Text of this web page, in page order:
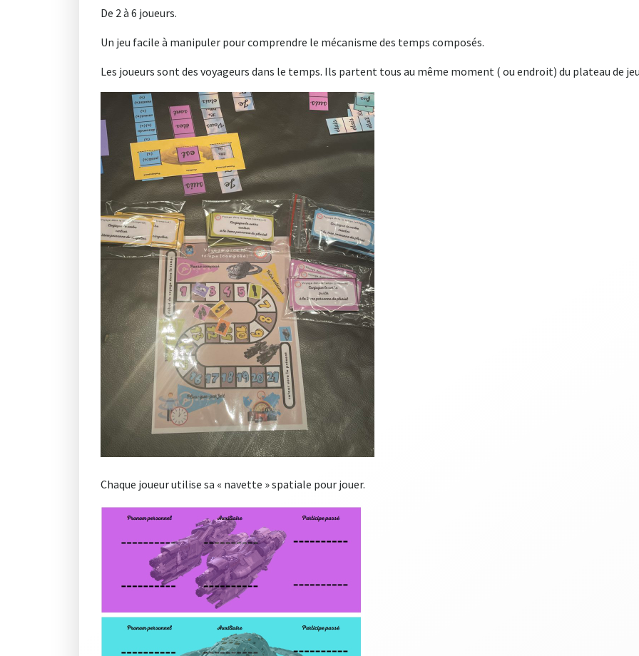
De 2 à 6 joueurs.
Un jeu facile à manipuler pour comprendre le mécanisme des temps composés.
Les joueurs sont des voyageurs dans le temps. Ils partent tous au même moment ( ou endroit) du plateau de
Chaque joueur utilise sa « navette » spatiale pour jouer.